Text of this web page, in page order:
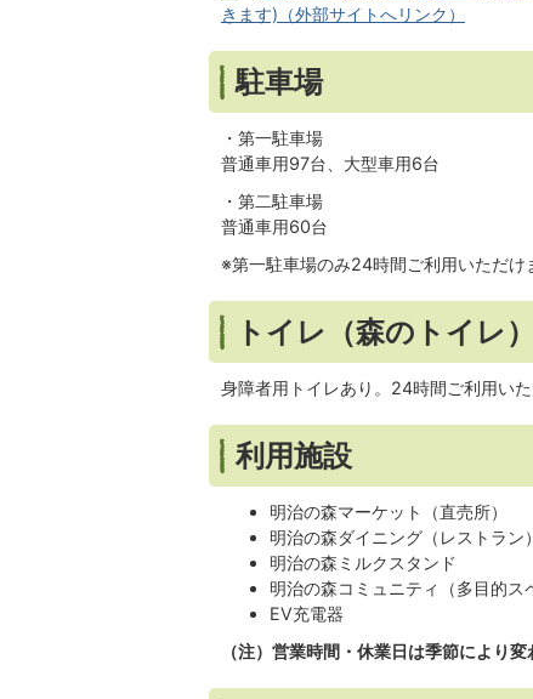
きます)（外部サイトへリンク）
駐車場
・第一駐車場
普通車用97台、大型車用6台
・第二駐車場
普通車用60台
※第一駐車場のみ24時間ご利用いただけ
トイレ（森のトイレ）
身障者用トイレあり。24時間ご利用いた
利用施設
明治の森マーケット（直売所）
明治の森ダイニング（レストラン）
明治の森ミルクスタンド
明治の森コミュニティ（多目的ス
EV充電器
（注）営業時間・休業日は季節により